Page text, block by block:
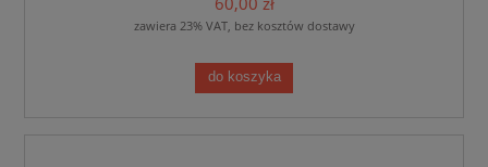
zawiera 23% VAT, bez kosztów dostawy
do koszyka